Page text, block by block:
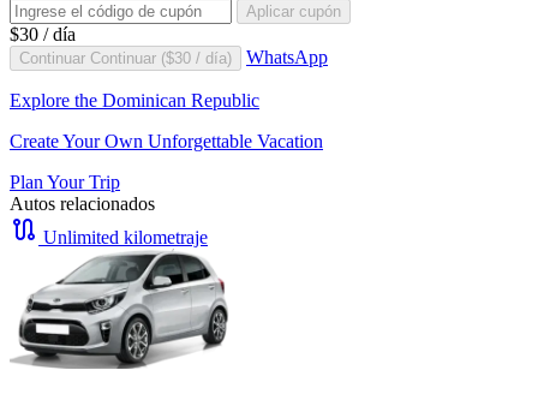
Aplicar cupón
$30 / día
Continuar Continuar ($30 / día) WhatsApp
Explore the Dominican Republic
Create Your Own Unforgettable Vacation
Plan Your Trip
Autos relacionados
Unlimited kilometraje